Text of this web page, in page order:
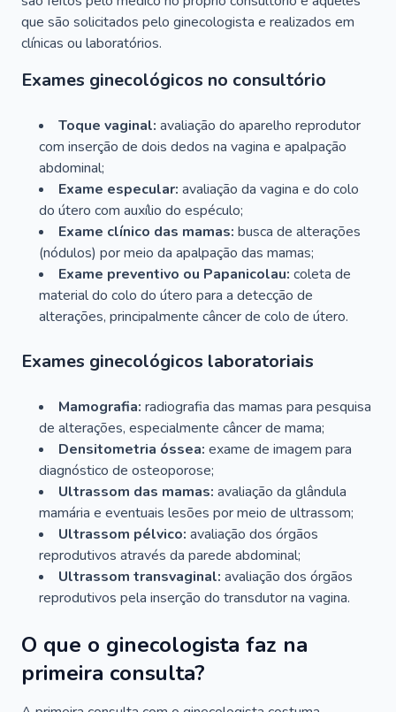
que são solicitados pelo ginecologista e realizados em
clínicas ou laboratórios.
Exames ginecológicos no consultório
Toque vaginal: avaliação do aparelho reprodutor
com inserção de dois dedos na vagina e apalpação
abdominal;
Exame especular: avaliação da vagina e do colo
do útero com auxílio do espéculo;
Exame clínico das mamas: busca de alterações
(nódulos) por meio da apalpação das mamas;
Exame preventivo ou Papanicolau: coleta de
material do colo do útero para a detecção de
alterações, principalmente câncer de colo de útero.
Exames ginecológicos laboratoriais
Mamografia: radiografia das mamas para pesquisa
de alterações, especialmente câncer de mama;
Densitometria óssea: exame de imagem para
diagnóstico de osteoporose;
Ultrassom das mamas: avaliação da glândula
mamária e eventuais lesões por meio de ultrassom;
Ultrassom pélvico: avaliação dos órgãos
reprodutivos através da parede abdominal;
Ultrassom transvaginal: avaliação dos órgãos
reprodutivos pela inserção do transdutor na vagina.
O que o ginecologista faz na
primeira consulta?